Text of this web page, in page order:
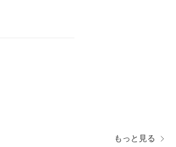
もっと見る